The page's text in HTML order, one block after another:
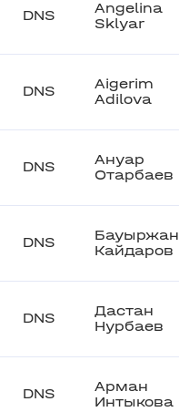
DNS
Angelina
Sklyar
DNS
Aigerim
Adilova
DNS
Ануар
Отарбаев
DNS
Бауыржан
Кайдаров
DNS
Дастан
Нурбаев
DNS
Арман
Интыкова